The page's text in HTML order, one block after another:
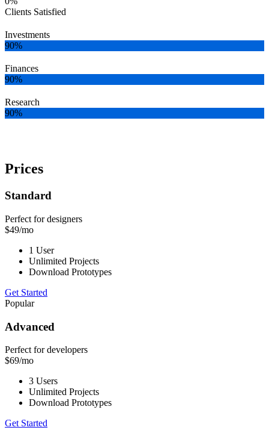
Clients Satisfied
Investments
90%
Finances
90%
Research
90%
Prices
Standard
Perfect for designers
$49/mo
1 User
Unlimited Projects
Download Prototypes
Get Started
Popular
Advanced
Perfect for developers
$69/mo
3 Users
Unlimited Projects
Download Prototypes
Get Started